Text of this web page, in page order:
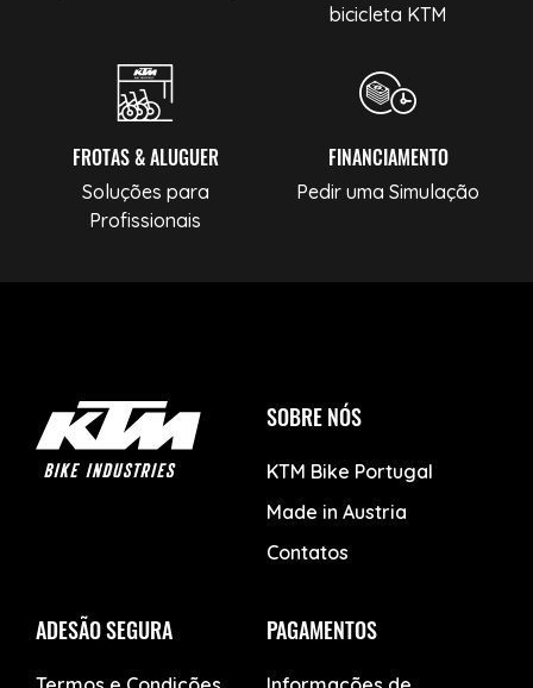
bicicleta KTM
FROTAS & ALUGUER
Soluções para
Profissionais
FINANCIAMENTO
Pedir uma Simulação
SOBRE NÓS
KTM Bike Portugal
Made in Austria
Contatos
ADESÃO SEGURA PAGAMENTOS